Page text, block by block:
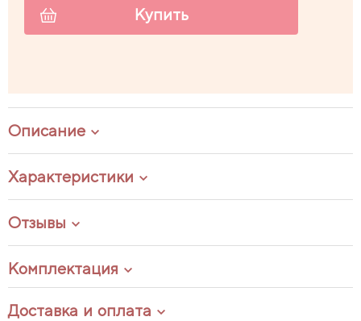
Купить
Описание
Характеристики
Отзывы
Комплектация
Доставка и оплата